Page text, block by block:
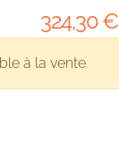
324,30€
à la vente